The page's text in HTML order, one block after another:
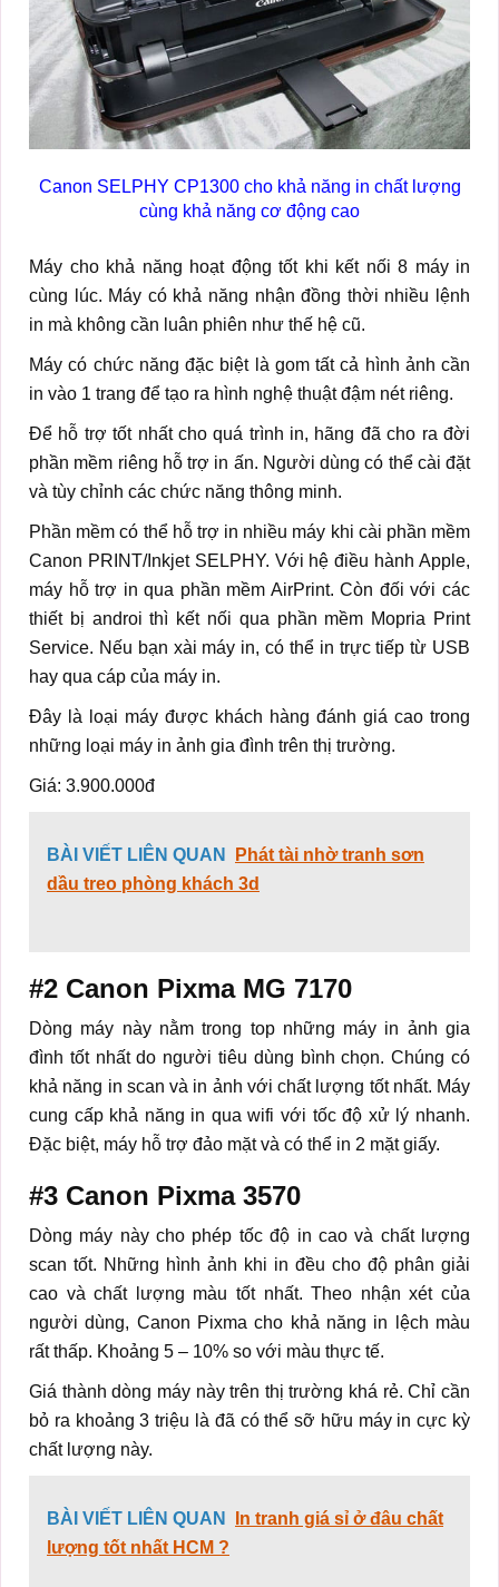
Canon SELPHY CP1300 cho khả năng in chất lượng
cùng khả năng cơ động cao
Máy cho khả năng hoạt động tốt khi kết nối 8 máy in
cùng lúc. Máy có khả năng nhận đồng thời nhiều lệnh
in mà không cần luân phiên như thế hệ cũ.
Máy có chức năng đặc biệt là gom tất cả hình ảnh cần
in vào 1 trang để tạo ra hình nghệ thuật đậm nét riêng.
Để hỗ trợ tốt nhất cho quá trình in, hãng đã cho ra đời
phần mềm riêng hỗ trợ in ấn. Người dùng có thể cài đặt
và tùy chỉnh các chức năng thông minh.
Phần mềm có thể hỗ trợ in nhiều máy khi cài phần mềm
Canon PRINT/Inkjet SELPHY. Với hệ điều hành Apple,
máy hỗ trợ in qua phần mềm AirPrint. Còn đối với các
thiết bị androi thì kết nối qua phần mềm Mopria Print
Service. Nếu bạn xài máy in, có thể in trực tiếp từ USB
hay qua cáp của máy in.
Đây là loại máy được khách hàng đánh giá cao trong
những loại máy in ảnh gia đình trên thị trường.
Giá: 3.900.000đ
BÀI VIẾT LIÊN QUAN
Phát tài nhờ tranh sơn
dầu treo phòng khách 3d
#2 Canon Pixma MG 7170
Dòng máy này nằm trong top những máy in ảnh gia
đình tốt nhất do người tiêu dùng bình chọn. Chúng có
khả năng in scan và in ảnh với chất lượng tốt nhất. Máy
cung cấp khả năng in qua wifi với tốc độ xử lý nhanh.
Đặc biệt, máy hỗ trợ đảo mặt và có thể in 2 mặt giấy.
#3 Canon Pixma 3570
Dòng máy này cho phép tốc độ in cao và chất lượng
scan tốt. Những hình ảnh khi in đều cho độ phân giải
cao và chất lượng màu tốt nhất. Theo nhận xét của
người dùng, Canon Pixma cho khả năng in lệch màu
rất thấp. Khoảng 5 – 10% so với màu thực tế.
Giá thành dòng máy này trên thị trường khá rẻ. Chỉ cần
bỏ ra khoảng 3 triệu là đã có thể sỡ hữu máy in cực kỳ
chất lượng này.
BÀI VIẾT LIÊN QUAN
In tranh giá sỉ ở đâu chất
lượng tốt nhất HCM ?